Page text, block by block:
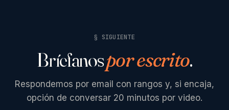
§ SIGUIENTE
Bríefanospor escrito.
Respondemos por email con rangos y, si encaja,
opción de conversar 20 minutos por video.